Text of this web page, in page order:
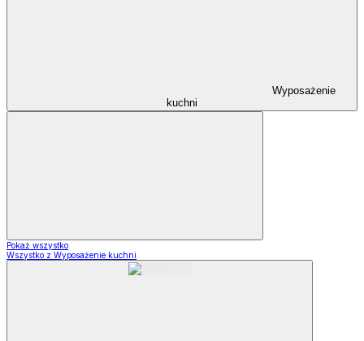
Wyposażenie
kuchni
Pokaż wszystko
Wszystko z Wyposażenie kuchni